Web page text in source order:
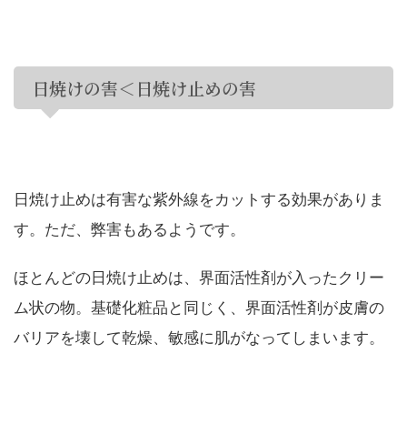
日焼けの害＜日焼け止めの害
日焼け止めは有害な紫外線をカットする効果がありま
す。ただ、弊害もあるようです。
ほとんどの日焼け止めは、界面活性剤が入ったクリー
ム状の物。基礎化粧品と同じく、界面活性剤が皮膚の
バリアを壊して乾燥、敏感に肌がなってしまいます。